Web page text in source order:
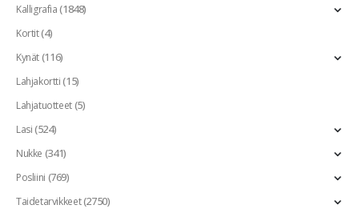
Kalligrafia(1848)
Kortit(4)
Kynät(116)
Lahjakortti(15)
Lahjatuotteet(5)
Lasi(524)
Nukke (341)
Posliini (769)
Taidetarvikkeet(2750)